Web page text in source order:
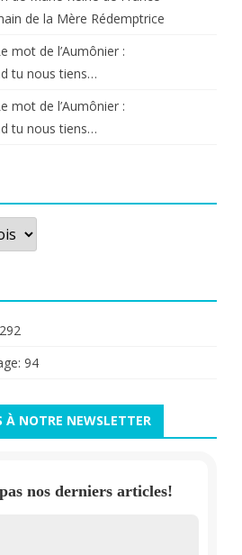
de la Mère Rédemptrice
mot de l’Aumônier :
tu nous tiens…
mot de l’Aumônier :
tu nous tiens…
94
À NOTRE NEWSLETTER
nos derniers articles!